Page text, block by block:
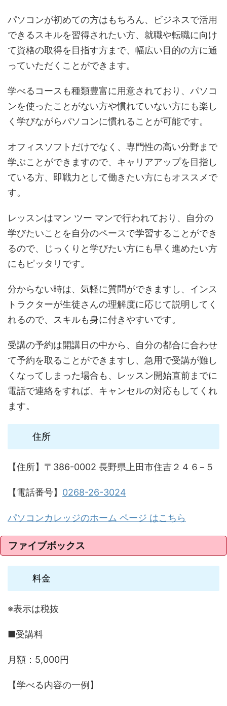
パソコンが初めての方はもちろん、ビジネスで活用
できるスキルを習得されたい方、就職や転職に向け
て資格の取得を目指す方まで、幅広い目的の方に通
っていただくことができます。
学べるコースも種類豊富に用意されており、パソコ
ンを使ったことがない方や慣れていない方にも楽し
く学びながらパソコンに慣れることが可能です。
オフィスソフトだけでなく、専門性の高い分野まで
学ぶことができますので、キャリアアップを目指し
ている方、即戦力として働きたい方にもオススメで
す。
レッスンはマン ツー マンで行われており、自分の
学びたいことを自分のペースで学習することができ
るので、じっくりと学びたい方にも早く進めたい方
にもピッタリです。
分からない時は、気軽に質問ができますし、インス
トラクターが生徒さんの理解度に応じて説明してく
れるので、スキルも身に付きやすいです。
受講の予約は開講日の中から、自分の都合に合わせ
て予約を取ることができますし、急用で受講が難し
くなってしまった場合も、レッスン開始直前までに
電話で連絡をすれば、キャンセルの対応もしてくれ
ます。
住所
【住所】〒386-0002 長野県上田市住吉２４６−５
【電話番号】 0268-26-3024
パソコンカレッジのホーム ページ はこちら
ファイブボックス
料金
※表示は税抜
■受講料
月額：5,000円
【学べる内容の一例】